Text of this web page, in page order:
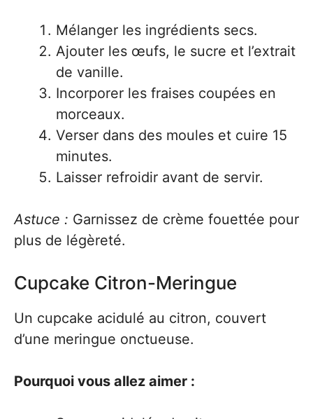
Mélanger les ingrédients secs.
Ajouter les œufs, le sucre et l’extrait
de vanille.
Incorporer les fraises coupées en
morceaux.
Verser dans des moules et cuire 15
minutes.
Laisser refroidir avant de servir.
Astuce : Garnissez de crème fouettée pour
plus de légèreté.
Cupcake Citron-Meringue
Un cupcake acidulé au citron, couvert
d’une meringue onctueuse.
Pourquoi vous allez aimer :